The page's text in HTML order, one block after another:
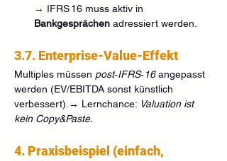
→ IFRS 16 muss aktiv in
Bankgesprächen adressiert werden.
3.7. Enterprise-Value-Effekt
Multiples müssen post‑IFRS‑16 angepasst
werden (EV/EBITDA sonst künstlich
verbessert).→ Lernchance: Valuation ist
kein Copy&Paste.
4. Praxisbeispiel (einfach,